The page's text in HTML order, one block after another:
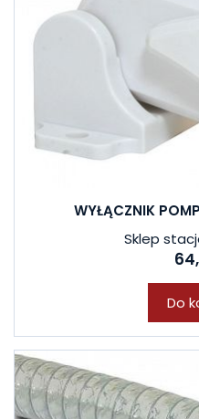
WYŁĄCZNIK
Sklep
Do